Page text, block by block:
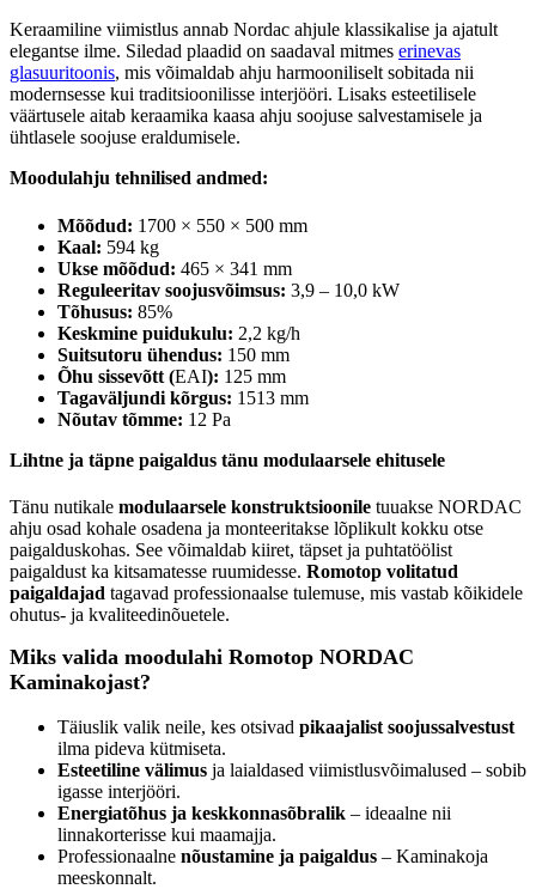
Keraamiline viimistlus annab Nordac ahjule klassikalise ja ajatult
elegantse ilme. Siledad plaadid on saadaval mitmes erinevas
glasuuritoonis, mis võimaldab ahju harmooniliselt sobitada nii
modernsesse kui traditsioonilisse interjööri. Lisaks esteetilisele
väärtusele aitab keraamika kaasa ahju soojuse salvestamisele ja
ühtlasele soojuse eraldumisele.
Moodulahju tehnilised andmed:
Mõõdud: 1700 × 550 × 500 mm
Kaal: 594 kg
Ukse mõõdud: 465 × 341 mm
Reguleeritav soojusvõimsus: 3,9 – 10,0 kW
Tõhusus: 85%
Keskmine puidukulu: 2,2 kg/h
Suitsutoru ühendus: 150 mm
Õhu sissevõtt (EAI): 125 mm
Tagaväljundi kõrgus: 1513 mm
Nõutav tõmme: 12 Pa
Lihtne ja täpne paigaldus tänu modulaarsele ehitusele
Tänu nutikale modulaarsele konstruktsioonile tuuakse NORDAC
ahju osad kohale osadena ja monteeritakse lõplikult kokku otse
paigalduskohas. See võimaldab kiiret, täpset ja puhtatöölist
paigaldust ka kitsamatesse ruumidesse. Romotop volitatud
paigaldajad tagavad professionaalse tulemuse, mis vastab kõikidele
ohutus- ja kvaliteedinõuetele.
Miks valida moodulahi Romotop NORDAC
Kaminakojast?
Täiuslik valik neile, kes otsivad pikaajalist soojussalvestust
ilma pideva kütmiseta.
Esteetiline välimus ja laialdased viimistlusvõimalused – sobib
igasse interjööri.
Energiatõhus ja keskkonnasõbralik – ideaalne nii
linnakorterisse kui maamajja.
Professionaalne nõustamine ja paigaldus – Kaminakoja
meeskonnalt.